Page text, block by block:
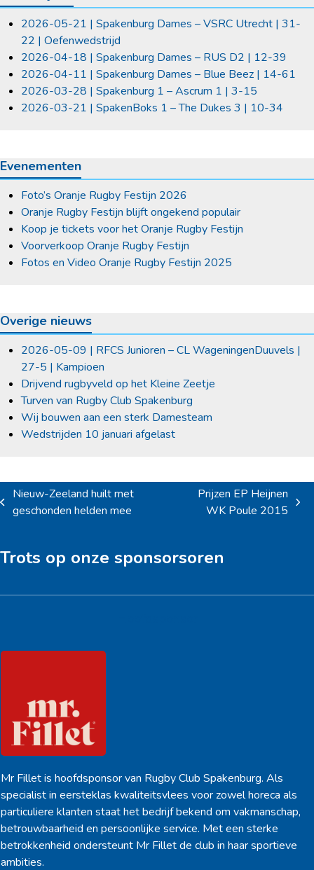
2026-05-21 | Spakenburg Dames – VSRC Utrecht | 31-
22 | Oefenwedstrijd
2026-04-18 | Spakenburg Dames – RUS D2 | 12-39
2026-04-11 | Spakenburg Dames – Blue Beez | 14-61
2026-03-28 | Spakenburg 1 – Ascrum 1 | 3-15
2026-03-21 | SpakenBoks 1 – The Dukes 3 | 10-34
Evenementen
Foto’s Oranje Rugby Festijn 2026
Oranje Rugby Festijn blijft ongekend populair
Koop je tickets voor het Oranje Rugby Festijn
Voorverkoop Oranje Rugby Festijn
Fotos en Video Oranje Rugby Festijn 2025
Overige nieuws
2026-05-09 | RFCS Junioren – CL WageningenDuuvels |
27-5 | Kampioen
Drijvend rugbyveld op het Kleine Zeetje
Turven van Rugby Club Spakenburg
Wij bouwen aan een sterk Damesteam
Wedstrijden 10 januari afgelast
previous
Nieuw-Zeeland huilt met
geschonden helden mee
Prijzen EP Heijnen
WK Poule 2015
Trots op onze sponsorsoren
Mr Fillet is hoofdsponsor van Rugby Club Spakenburg. Als
specialist in eersteklas kwaliteitsvlees voor zowel horeca als
particuliere klanten staat het bedrijf bekend om vakmanschap,
betrouwbaarheid en persoonlijke service. Met een sterke
betrokkenheid ondersteunt Mr Fillet de club in haar sportieve
ambities.